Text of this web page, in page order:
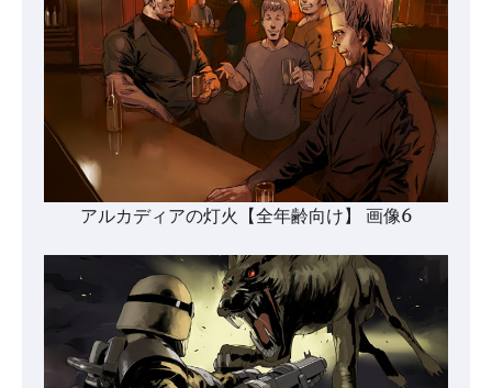
アルカディアの灯火【全年齢向け】 画像6